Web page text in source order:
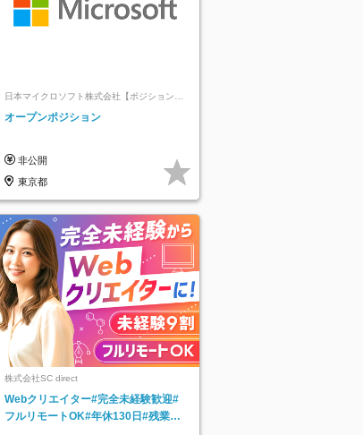
日本マイクロソフト株式会社【ポジションマ
ッチ登録】
オープンポジション
非公開
東京都
株式会社SC direct
Webクリエイター#完全未経験歓迎#
フルリモートOK#年休130日#残業月